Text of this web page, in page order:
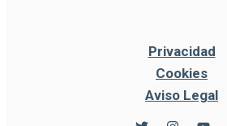
Privacidad
Cookies
Aviso Legal